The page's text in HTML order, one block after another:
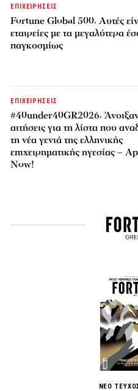
ΕΠΙΧΕΙΡΗΣΕΙΣ
Fortune Global 500: Αυτές
εταιρείες με τα μεγαλύτερα
παγκοσμίως
ΕΠΙΧΕΙΡΗΣΕΙΣ
#40under40GR2026:
αιτήσεις για τη λίστα που
τη νέα γενιά της ελληνικής
επιχειρηματικής ηγεσίας –
Now!
ΝΕΟ